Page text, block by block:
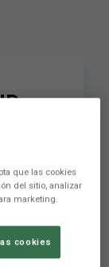
que las cookies
del sitio, analizar
marketing.
cookies